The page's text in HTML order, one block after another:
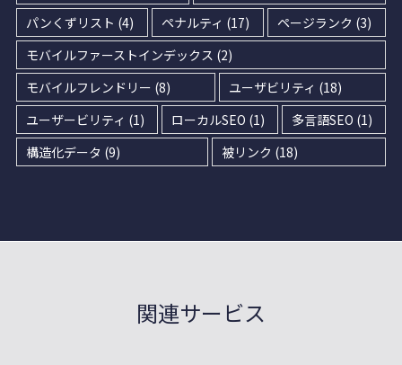
パンくずリスト (4) ペナルティ (17) ページランク (3)
モバイルファーストインデックス (2)
モバイルフレンドリー (8) ユーザビリティ (18)
ユーザービリティ (1) ローカルSEO (1) 多言語SEO (1)
構造化データ (9) 被リンク (18)
関連サービス